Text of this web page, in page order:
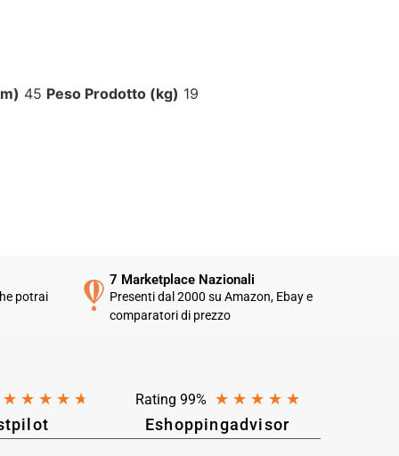
45 Peso Prodotto (kg) 19
potrai
7 Marketplace Nazionali
Presenti dal 2000 su Amazon, Ebay e
comparatori di prezzo
★ ★ ★ ★ ★ Rating 99% ★ ★ ★ ★ ★
Eshoppingadvisor